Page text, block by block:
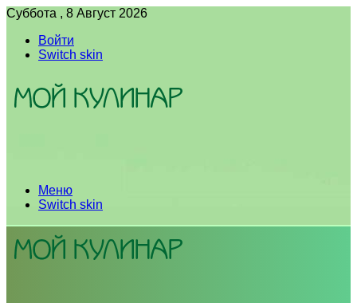
Суббота , 8 Август 2026
Войти
Switch skin
Меню
Switch skin